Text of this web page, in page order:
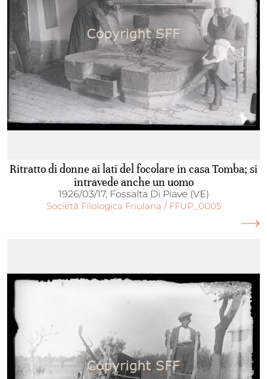
Ritratto di donne ai lati del focolare in casa Tomba; si
intravede anche un uomo
1926/03/17, Fossalta Di Piave (VE)
Società Filologica Friulana / FFUP_0005